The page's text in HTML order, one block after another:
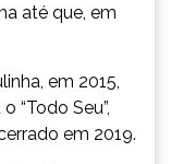
até que, em
em 2015,
“Todo Seu”,
em 2019.